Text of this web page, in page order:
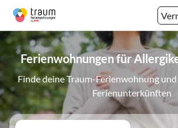
Ferienwohnungen für
Finde deine Traum-Ferienwohnung
Ferienunterkünften